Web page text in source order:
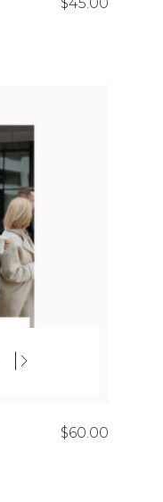
$45.00
$60.00